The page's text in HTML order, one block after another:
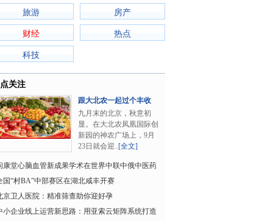
旅游 房产
财经 热点
科技
关注
跟大北农一起过个丰收
节！今年的丰收味..
九月末的北京，秋意初
显。在大北农凤凰国际创
新园的神农广场上，9月
23日就会迎..[全文]
康堂心脑血管新成果学术在世界中联中俄中医药
交流会报告
国“村BA”中部赛区在湖北咸丰开赛
京卫人医院：精准筛查助你迎好孕
小企业线上运营新思路：用亚索云矩阵系统打造